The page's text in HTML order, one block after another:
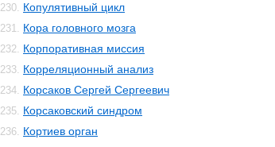
230. Копулятивный цикл
231. Кора головного мозга
232. Корпоративная миссия
233. Корреляционный анализ
234. Корсаков Сергей Сергеевич
235. Корсаковский синдром
236. Кортиев орган